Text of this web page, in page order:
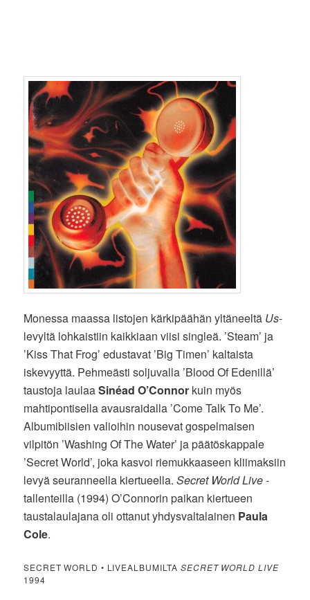
Monessa maassa listojen kärkipäähän yltäneeltä Us-
levyltä lohkaistiin kaikkiaan viisi singleä. ’Steam’ ja
’Kiss That Frog’ edustavat ’Big Timen’ kaltaista
iskevyyttä. Pehmeästi soljuvalla ’Blood Of Edenillä’
taustoja laulaaSinéad O’Connor kuin myös
mahtipontisella avausraidalla ’Come Talk To Me’.
Albumibiisien valioihin nousevat gospelmaisen
vilpitön ’Washing Of The Water’ ja päätöskappale
’Secret World’, joka kasvoi riemukkaaseen kliimaksiin
levyä seuranneella kiertueella.Secret World Live-
tallenteilla (1994) O’Connorin paikan kiertueen
taustalaulajana oli ottanut yhdysvaltalainen Paula
Cole.
SECRET WORLD • LIVEALBUMILTASECRET WORLD LIVE
1994